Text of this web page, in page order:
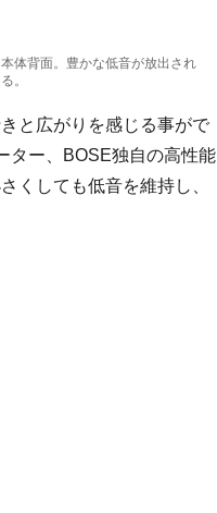
本体背面。豊かな低音が放出され
る。
と広がりを感じる事がで
ター、BOSE独自の高性能
くしても低音を維持し、